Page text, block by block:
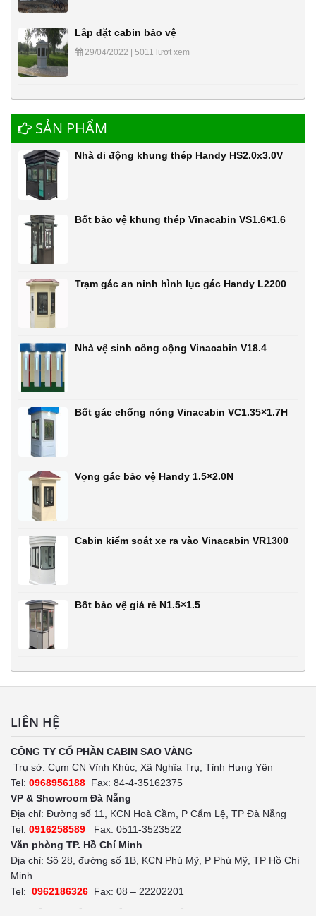
Lắp đặt cabin bảo vệ
29/04/2022 | 5011 lượt xem
SẢN PHẨM
Nhà di động khung thép Handy HS2.0x3.0V
Bốt bảo vệ khung thép Vinacabin VS1.6×1.6
Trạm gác an ninh hình lục gác Handy L2200
Nhà vệ sinh công cộng Vinacabin V18.4
Bốt gác chống nóng Vinacabin VC1.35×1.7H
Vọng gác bảo vệ Handy 1.5×2.0N
Cabin kiểm soát xe ra vào Vinacabin VR1300
Bốt bảo vệ giá rẻ N1.5×1.5
LIÊN HỆ
CÔNG TY CỔ PHẦN CABIN SAO VÀNG
Trụ sở: Cụm CN Vĩnh Khúc, Xã Nghĩa Trụ, Tỉnh Hưng Yên
Tel: 0968956188 Fax: 84-4-35162375
VP & Showroom Đà Nẵng
Địa chỉ: Đường số 11, KCN Hoà Cầm, P Cẩm Lệ, TP Đà Nẵng
Tel: 0916258589 Fax: 0511-3523522
Văn phòng TP. Hồ Chí Minh
Địa chỉ: Sô 28, đường số 1B, KCN Phú Mỹ, P Phú Mỹ, TP Hồ Chí
Minh
Tel: 0962186326 Fax: 08 – 22202201
— —- — —- — —- — — —- — — — — — —